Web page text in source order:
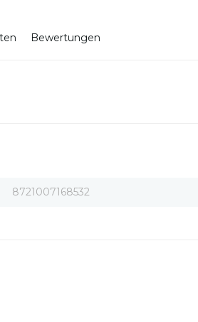
Bewertungen
8721007168532